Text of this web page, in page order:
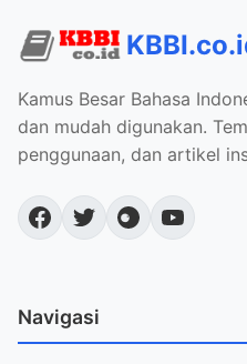
Kamus Besar Bahasa
dan mudah digunakan.
penggunaan, dan artikel
Navigasi